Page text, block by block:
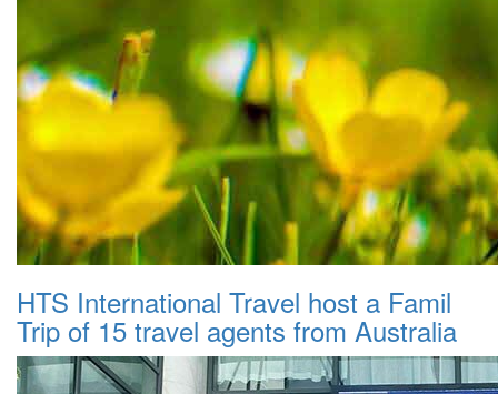
HTS International Travel host a Famil
Trip of 15 travel agents from Australia